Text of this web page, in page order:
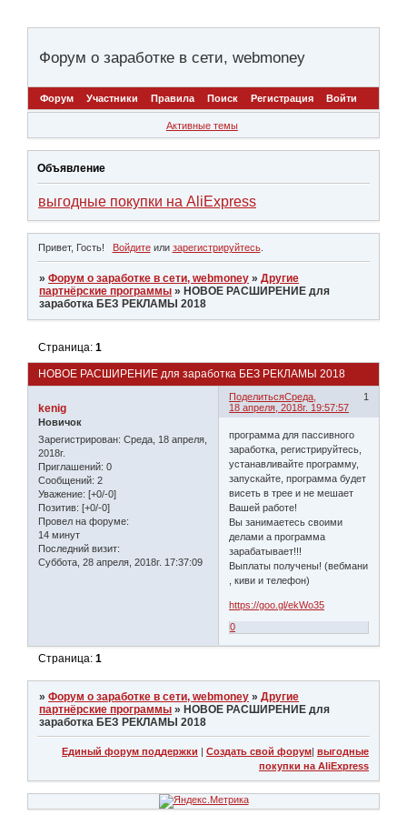
Форум о заработке в сети, webmoney
Форум Участники Правила Поиск Регистрация Войти
Активные темы
Объявление
выгодные покупки на AliExpress
Привет, Гость! Войдитеили зарегистрируйтесь.
»Форум о заработке в сети, webmoney »Другие
партнёрские программы » НОВОЕ РАСШИРЕНИЕ для
заработка БЕЗ РЕКЛАМЫ 2018
НОВОЕ РАСШИРЕНИЕ для заработка БЕЗ РЕКЛАМЫ 2018
Страница:1
Поделиться 1
Среда,
18 апреля, 2018г. 19:57:57
kenig
Новичок
Зарегистрирован: Среда, 18 апреля,
2018г.
Приглашений: 0
Сообщений: 2
Уважение: [+0/-0]
Позитив: [+0/-0]
Провел на форуме:
14 минут
Последний визит:
Суббота, 28 апреля, 2018г. 17:37:09
программа для пассивного
заработка, регистрируйтесь,
устанавливайте программу,
запускайте, программа будет
висеть в трее и не мешает
Вашей работе!
Вы занимаетесь своими
делами а программа
зарабатывает!!!
Выплаты получены! (вебмани
, киви и телефон)
https://goo.gl/ekWo35
0
Страница:1
»Форум о заработке в сети, webmoney »Другие
партнёрские программы » НОВОЕ РАСШИРЕНИЕ для
заработка БЕЗ РЕКЛАМЫ 2018
Единый форум поддержки | Создать свой форум| выгодные
покупки на AliExpress